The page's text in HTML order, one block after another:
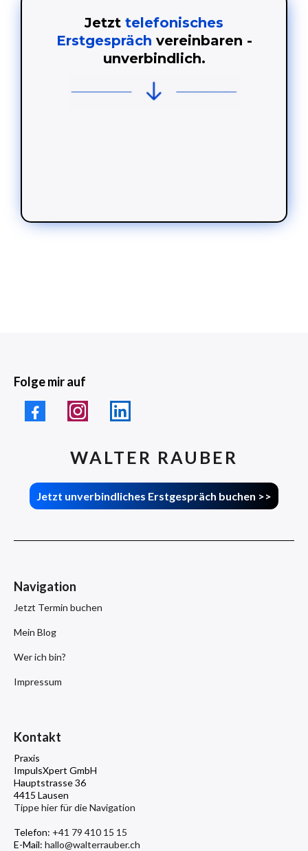
Jetzt telefonisches
Erstgespräch vereinbaren -
unverbindlich.
Folge mir auf
WALTER RAUBER
Jetzt unverbindliches Erstgespräch buchen >>
Navigation
Jetzt Termin buchen
Mein Blog
Wer ich bin?
Impressum
Kontakt
Praxis
ImpulsXpert GmbH
Hauptstrasse 36
4415 Lausen
Tippe hier für die Navigation
Telefon: +41 79 410 15 15
E-Mail: hallo@walterrauber.ch